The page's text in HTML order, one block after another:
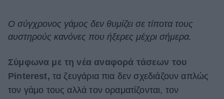
Cooking
Green
Αφιερώματα
Ο σύγχρονος γάμος δεν θυμίζει σε τίποτα τους
αυστηρούς κανόνες που ήξερες μέχρι σήμερα.
Σύμφωνα με τη νέα αναφορά τάσεων του
Pinterest, τα ζευγάρια πια δεν σχεδιάζουν απλώς
τον γάμο τους αλλά τον οραματίζονται, τον